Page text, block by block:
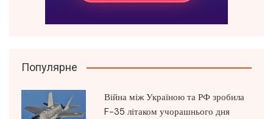
Популярне
Війна між Україною та РФ зробила
F-35 літаком учорашнього дня